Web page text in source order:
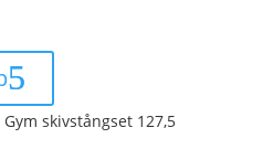
skivstångset 127,5